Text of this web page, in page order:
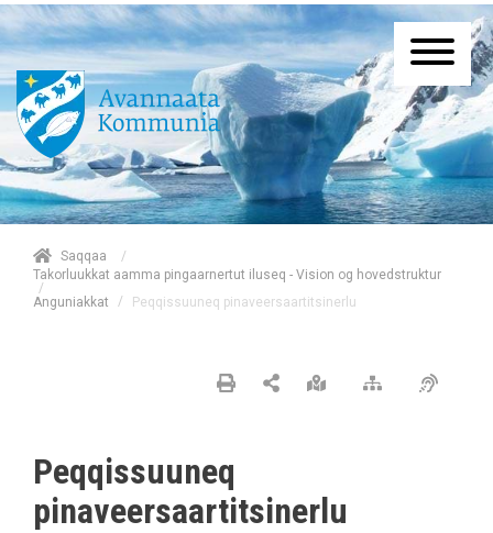
Saqqaa
/
Takorluukkat aamma pingaarnertut iluseq - Vision og hovedstruktur
/
Anguniakkat
/ Peqqissuuneq pinaveersaartitsinerlu
Peqqissuuneq
pinaveersaartitsinerlu